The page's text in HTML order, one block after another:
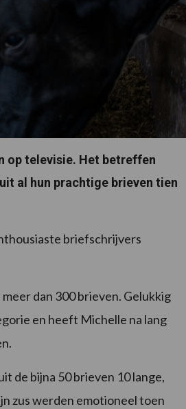
op televisie. Het betreffen
al hun prachtige brieven tien
briefschrijvers
dan 300 brieven. Gelukkig
en heeft Michelle na lang
de bijna 50 brieven 10 lange,
zus werden emotioneel toen